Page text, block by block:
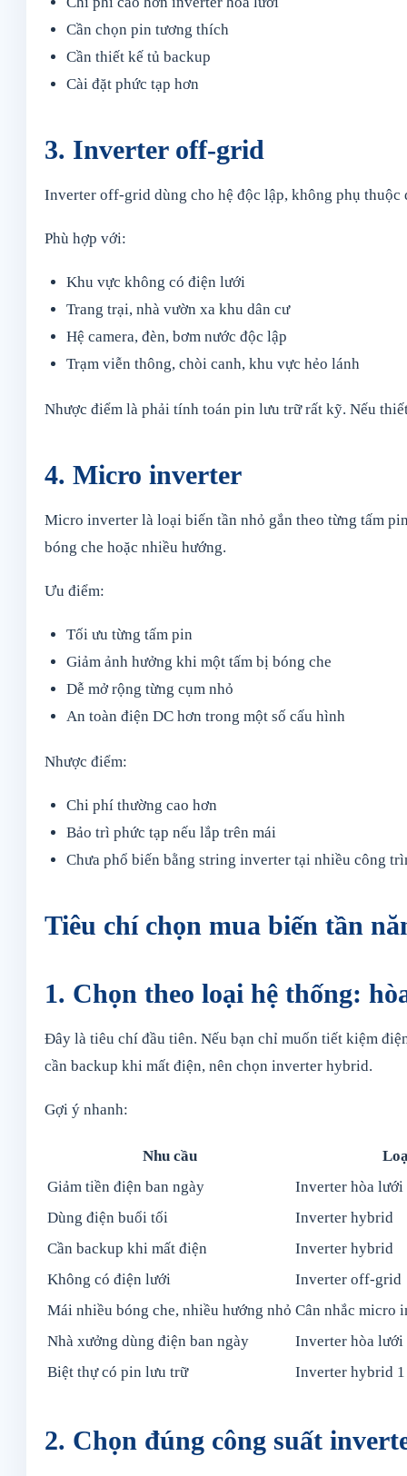
Cần chọn pin tương thích
Cần thiết kế tủ backup
Cài đặt phức tạp hơn
3. Inverter off-grid
Inverter off-grid dùng cho hệ độc lập, không phụ
Phù hợp với:
Khu vực không có điện lưới
Trang trại, nhà vườn xa khu dân cư
Hệ camera, đèn, bơm nước độc lập
Trạm viễn thông, chòi canh, khu vực hẻo lánh
Nhược điểm là phải tính toán pin lưu trữ rất kỹ. Nếu
4. Micro inverter
Micro inverter là loại biến tần nhỏ gắn theo từng tấm
bóng che hoặc nhiều hướng.
Ưu điểm:
Tối ưu từng tấm pin
Giảm ảnh hưởng khi một tấm bị bóng che
Dễ mở rộng từng cụm nhỏ
An toàn điện DC hơn trong một số cấu hình
Nhược điểm:
Chi phí thường cao hơn
Bảo trì phức tạp nếu lắp trên mái
Chưa phổ biến bằng string inverter tại nhiều công
Tiêu chí chọn mua biến tần
1. Chọn theo loại hệ thống:
Đây là tiêu chí đầu tiên. Nếu bạn chỉ muốn tiết kiệm
cần backup khi mất điện, nên chọn inverter hybrid.
Gợi ý nhanh:
Nhu cầu
Giảm tiền điện ban ngày
Inverter hòa lưới
Dùng điện buổi tối
Inverter hybrid
Cần backup khi mất điện
Inverter hybrid
Không có điện lưới
Inverter off-grid
Mái nhiều bóng che, nhiều hướng nhỏ Cân nhắc micro
Nhà xưởng dùng điện ban ngày
Inverter hòa lưới
Biệt thự có pin lưu trữ
Inverter hybrid 1
2. Chọn đúng công suất